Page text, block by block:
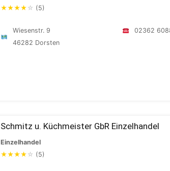
★★★★ ☆ (5)
Wiesenstr. 9
46282 Dorsten
02362
Schmitz u. Küchmeister GbR Einzelhandel
Einzelhandel
★★★★ ☆ (5)